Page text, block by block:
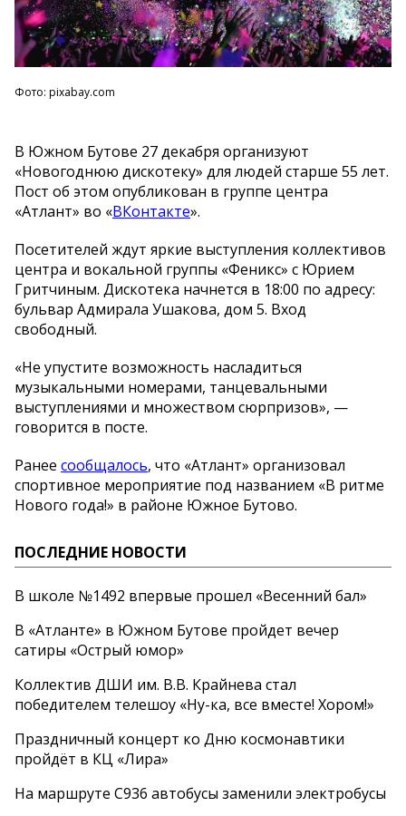
Фото: pixabay.com
В Южном Бутове 27 декабря организуют
«Новогоднюю дискотеку» для людей старше 55 лет.
Пост об этом опубликован в группе центра
«Атлант» во «ВКонтакте».
Посетителей ждут яркие выступления коллективов
центра и вокальной группы «Феникс» с Юрием
Гритчиным. Дискотека начнется в 18:00 по адресу:
бульвар Адмирала Ушакова, дом 5. Вход
свободный.
«Не упустите возможность насладиться
музыкальными номерами, танцевальными
выступлениями и множеством сюрпризов», —
говорится в посте.
Ранее сообщалось, что «Атлант» организовал
спортивное мероприятие под названием «В ритме
Нового года!» в районе Южное Бутово.
ПОСЛЕДНИЕ НОВОСТИ
В школе №1492 впервые прошел «Весенний бал»
В «Атланте» в Южном Бутове пройдет вечер
сатиры «Острый юмор»
Коллектив ДШИ им. В.В. Крайнева стал
победителем телешоу «Ну-ка, все вместе! Хором!»
Праздничный концерт ко Дню космонавтики
пройдёт в КЦ «Лира»
На маршруте С936 автобусы заменили электробусы